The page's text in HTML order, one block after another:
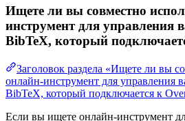
Ищете ли вы совместно
инструмент для
BibTeX, который
Заголовок раздела «Ищете ли вы
онлайн-инструмент для управления
BibTeX, который подключается к
Если вы ищете онлайн-инструмент